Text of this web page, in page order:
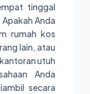
tinggal
Anda
rumah kos
lain, atau
utuh
Anda
secara